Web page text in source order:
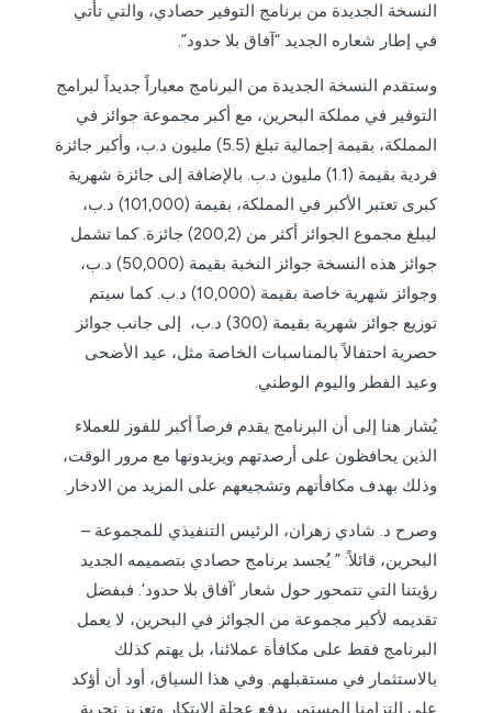
النسخة الجديدة من برنامج التوفير حصادي، والتي تأتي
في إطار شعاره الجديد “آفاق بلا حدود”.
وستقدم النسخة الجديدة من البرنامج معياراً جديداً لبرامج
التوفير في مملكة البحرين، مع أكبر مجموعة جوائز في
المملكة، بقيمة إجمالية تبلغ (5.5) مليون د.ب، وأكبر جائزة
فردية بقيمة (1.1) مليون د.ب. بالإضافة إلى جائزة شهرية
كبرى تعتبر الأكبر في المملكة، بقيمة (101,000) د.ب،
ليبلغ مجموع الجوائز أكثر من (200,2) جائزة. كما تشمل
جوائز هذه النسخة جوائز النخبة بقيمة (50,000) د.ب،
وجوائز شهرية خاصة بقيمة (10,000) د.ب. كما سيتم
توزيع جوائز شهرية بقيمة (300) د.ب، إلى جانب جوائز
حصرية احتفالاً بالمناسبات الخاصة مثل، عيد الأضحى
وعيد الفطر واليوم الوطني.
يُشار هنا إلى أن البرنامج يقدم فرصاً أكبر للفوز للعملاء
الذين يحافظون على أرصدتهم ويزيدونها مع مرور الوقت،
وذلك بهدف مكافأتهم وتشجيعهم على المزيد من الادخار.
وصرح د. شادي زهران، الرئيس التنفيذي للمجموعة –
البحرين، قائلاً: ” يُجسد برنامج حصادي بتصميمه الجديد
رؤيتنا التي تتمحور حول شعار ’آفاق بلا حدود‘. فبفضل
تقديمه لأكبر مجموعة من الجوائز في البحرين، لا يعمل
البرنامج فقط على مكافأة عملائنا، بل يهتم كذلك
بالاستثمار في مستقبلهم. وفي هذا السياق، أود أن أؤكد
على التزامنا المستمر بدفع عجلة الابتكار وتعزيز تجربة